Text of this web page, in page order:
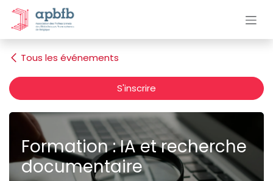
Se rendre au contenu
Tous les événements
S'inscrire
Formation : IA et recherche
documentaire